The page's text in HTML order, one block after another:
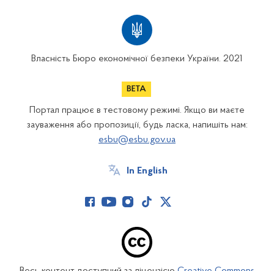
Власність Бюро економічної безпеки України. 2021
Портал працює в тестовому режимі. Якщо ви маєте
зауваження або пропозиції, будь ласка, напишіть нам:
esbu@esbu.gov.ua
In English